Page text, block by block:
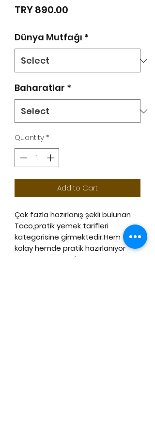
TRY 890.00
Dünya Mutfağı *
Baharatlar *
Quantity*
Add to Cart
Çok fazla hazırlanış şekli bulunan
Taco,pratik yemek tarifleri
kategorisine girmektedir;Hem
kolay hemde pratik hazırlanıyor
olması Türkiyede'de tercih